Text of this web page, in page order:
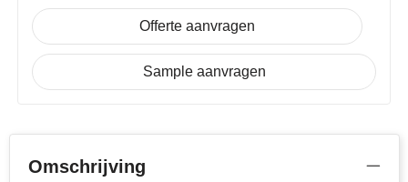
Skross
Sophie Muval
Stilolinea
Offerte aanvragen
Sample aanvragen
Omschrijving